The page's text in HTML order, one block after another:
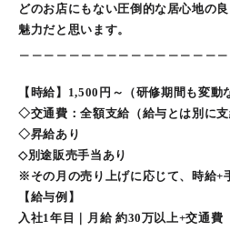
どのお店にもない圧倒的な居心地の
魅力だと思います。
【時給】1,500円～（研修期間も変動
◇交通費：全額支給（給与とは別に支
◇昇給あり
◇別途販売手当あり
※その月の売り上げに応じて、時給+
【給与例】
入社1年目｜月給 約30万以上+交通